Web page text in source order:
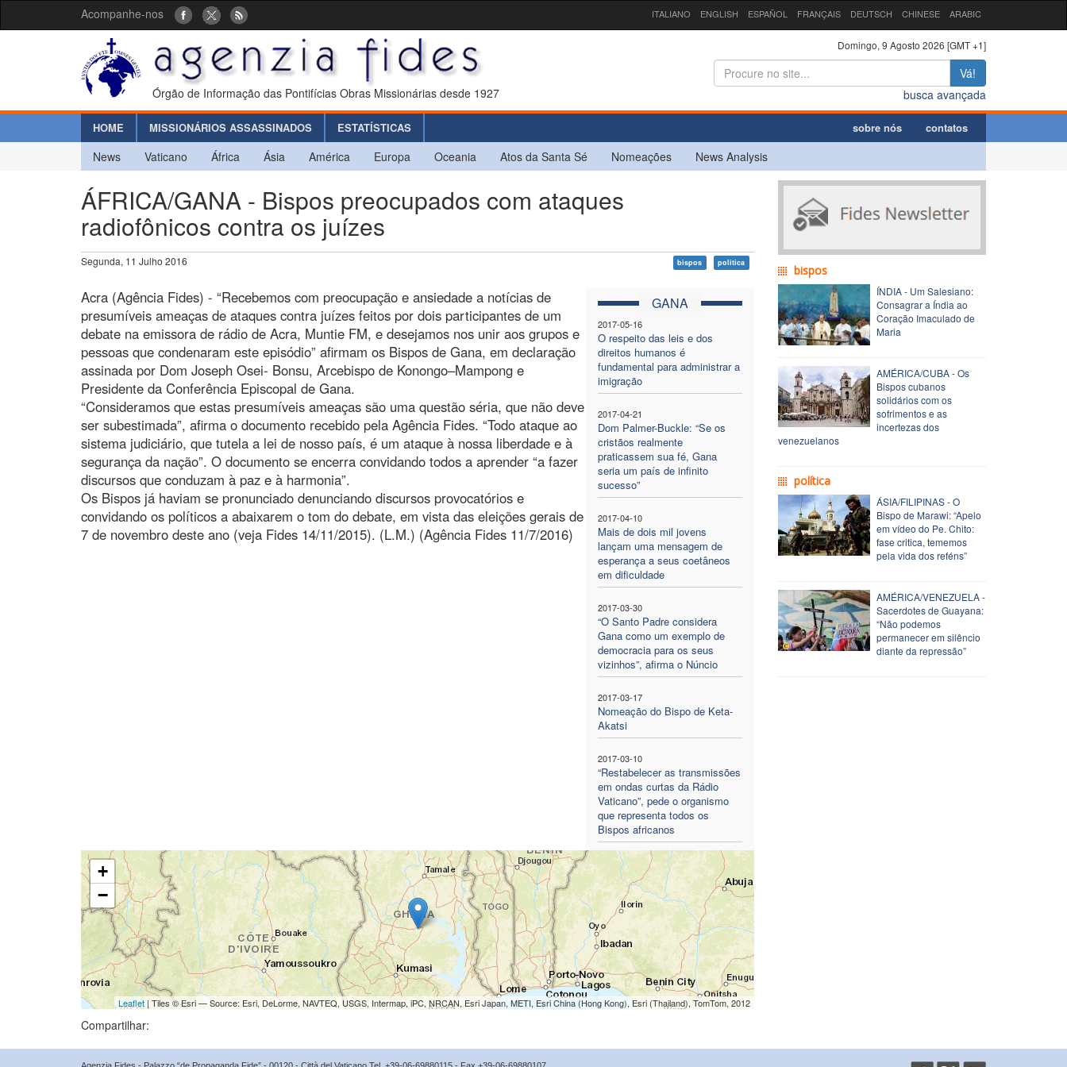
Acompanhe-nos ITALIANO ENGLISH ESPAÑOL FRANÇAIS DEUTSCH CHINESE ARABIC
Órgão de Informação das Pontifícias Obras Missionárias desde 1927
Domingo, 9 Agosto 2026 [GMT +1]
Vá!
busca avançada
HOME MISSIONÁRIOS ASSASSINADOS ESTATÍSTICAS sobre nós contatos
News Vaticano África Ásia América Europa Oceania Atos da Santa Sé Nomeações News Analysis
ÁFRICA/GANA - Bispos preocupados com ataques
radiofônicos contra os juízes
Segunda, 11 Julho 2016 bispos política
GANA
2017-05-16
O respeito das leis e dos
direitos humanos é
fundamental para administrar a
imigração
2017-04-21
Dom Palmer-Buckle: “Se os
cristãos realmente
praticassem sua fé, Gana
seria um país de infinito
sucesso”
2017-04-10
Mais de dois mil jovens
lançam uma mensagem de
esperança a seus coetâneos
em dificuldade
2017-03-30
“O Santo Padre considera
Gana como um exemplo de
democracia para os seus
vizinhos”, afirma o Núncio
2017-03-17
Nomeação do Bispo de Keta-
Akatsi
2017-03-10
“Restabelecer as transmissões
em ondas curtas da Rádio
Vaticano”, pede o organismo
que representa todos os
Bispos africanos
Acra (Agência Fides) - “Recebemos com preocupação e ansiedade a notícias de
presumíveis ameaças de ataques contra juízes feitos por dois participantes de um
debate na emissora de rádio de Acra, Muntie FM, e desejamos nos unir aos grupos e
pessoas que condenaram este episódio” afirmam os Bispos de Gana, em declaração
assinada por Dom Joseph Osei- Bonsu, Arcebispo de Konongo–Mampong e
Presidente da Conferência Episcopal de Gana.
“Consideramos que estas presumíveis ameaças são uma questão séria, que não deve
ser subestimada”, afirma o documento recebido pela Agência Fides. “Todo ataque ao
sistema judiciário, que tutela a lei de nosso país, é um ataque à nossa liberdade e à
segurança da nação”. O documento se encerra convidando todos a aprender “a fazer
discursos que conduzam à paz e à harmonia”.
Os Bispos já haviam se pronunciado denunciando discursos provocatórios e
convidando os políticos a abaixarem o tom do debate, em vista das eleições gerais de
7 de novembro deste ano (veja Fides 14/11/2015). (L.M.) (Agência Fides 11/7/2016)
+
−
Leaflet| Tiles © Esri — Source: Esri, DeLorme, NAVTEQ, USGS, Intermap, iPC, NRCAN, Esri Japan, METI, Esri China (Hong Kong), Esri (Thailand), TomTom, 2012
Compartilhar:
bispos
ÍNDIA - Um Salesiano:
Consagrar a Índia ao
Coração Imaculado de
Maria
AMÉRICA/CUBA - Os
Bispos cubanos
solidários com os
sofrimentos e as
incertezas dos
venezuelanos
política
ÁSIA/FILIPINAS - O
Bispo de Marawi: “Apelo
em vídeo do Pe. Chito:
fase critica, tememos
pela vida dos reféns”
AMÉRICA/VENEZUELA -
Sacerdotes de Guayana:
“Não podemos
permanecer em silêncio
diante da repressão”